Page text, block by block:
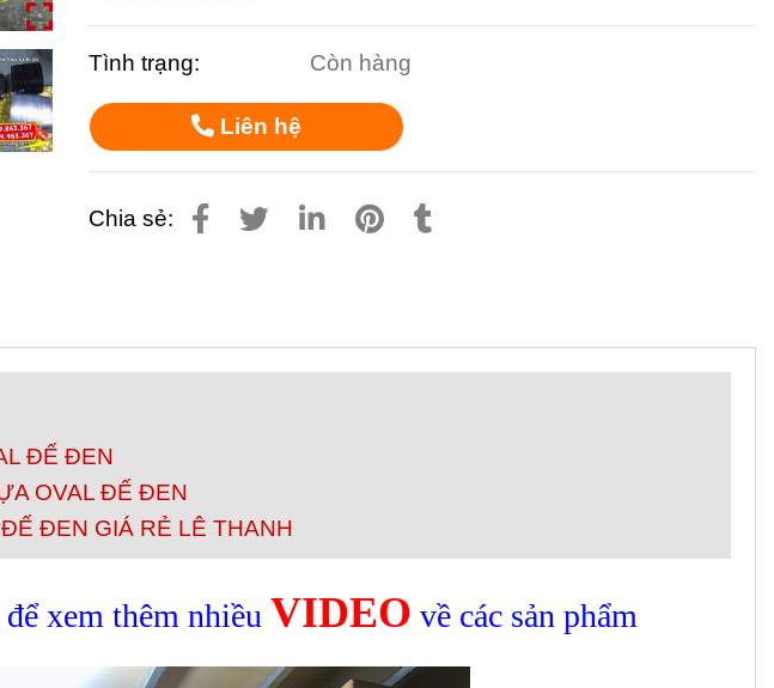
Tình trạng: Còn hàng
Liên hệ
Chia sẻ:
ĐẾ ĐEN
OVAL ĐẾ ĐEN
ĐEN GIÁ RẺ LÊ THANH
để xem thêm nhiều VIDEO về các sản phẩm